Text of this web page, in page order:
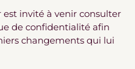
est invité à venir consulter
de confidentialité afin
changements qui lui